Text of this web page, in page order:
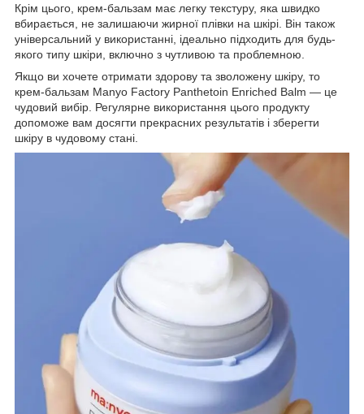
Крім цього, крем-бальзам має легку текстуру, яка швидко
вбирається, не залишаючи жирної плівки на шкірі. Він також
універсальний у використанні, ідеально підходить для будь-
якого типу шкіри, включно з чутливою та проблемною.
Якщо ви хочете отримати здорову та зволожену шкіру, то
крем-бальзам Manyo Factory Panthetoin Enriched Balm — це
чудовий вибір. Регулярне використання цього продукту
допоможе вам досягти прекрасних результатів і зберегти
шкіру в чудовому стані.